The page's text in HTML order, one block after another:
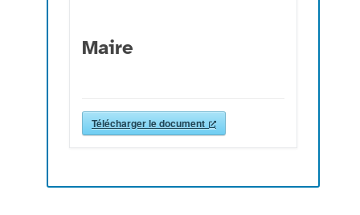
Maire
Télécharger le document